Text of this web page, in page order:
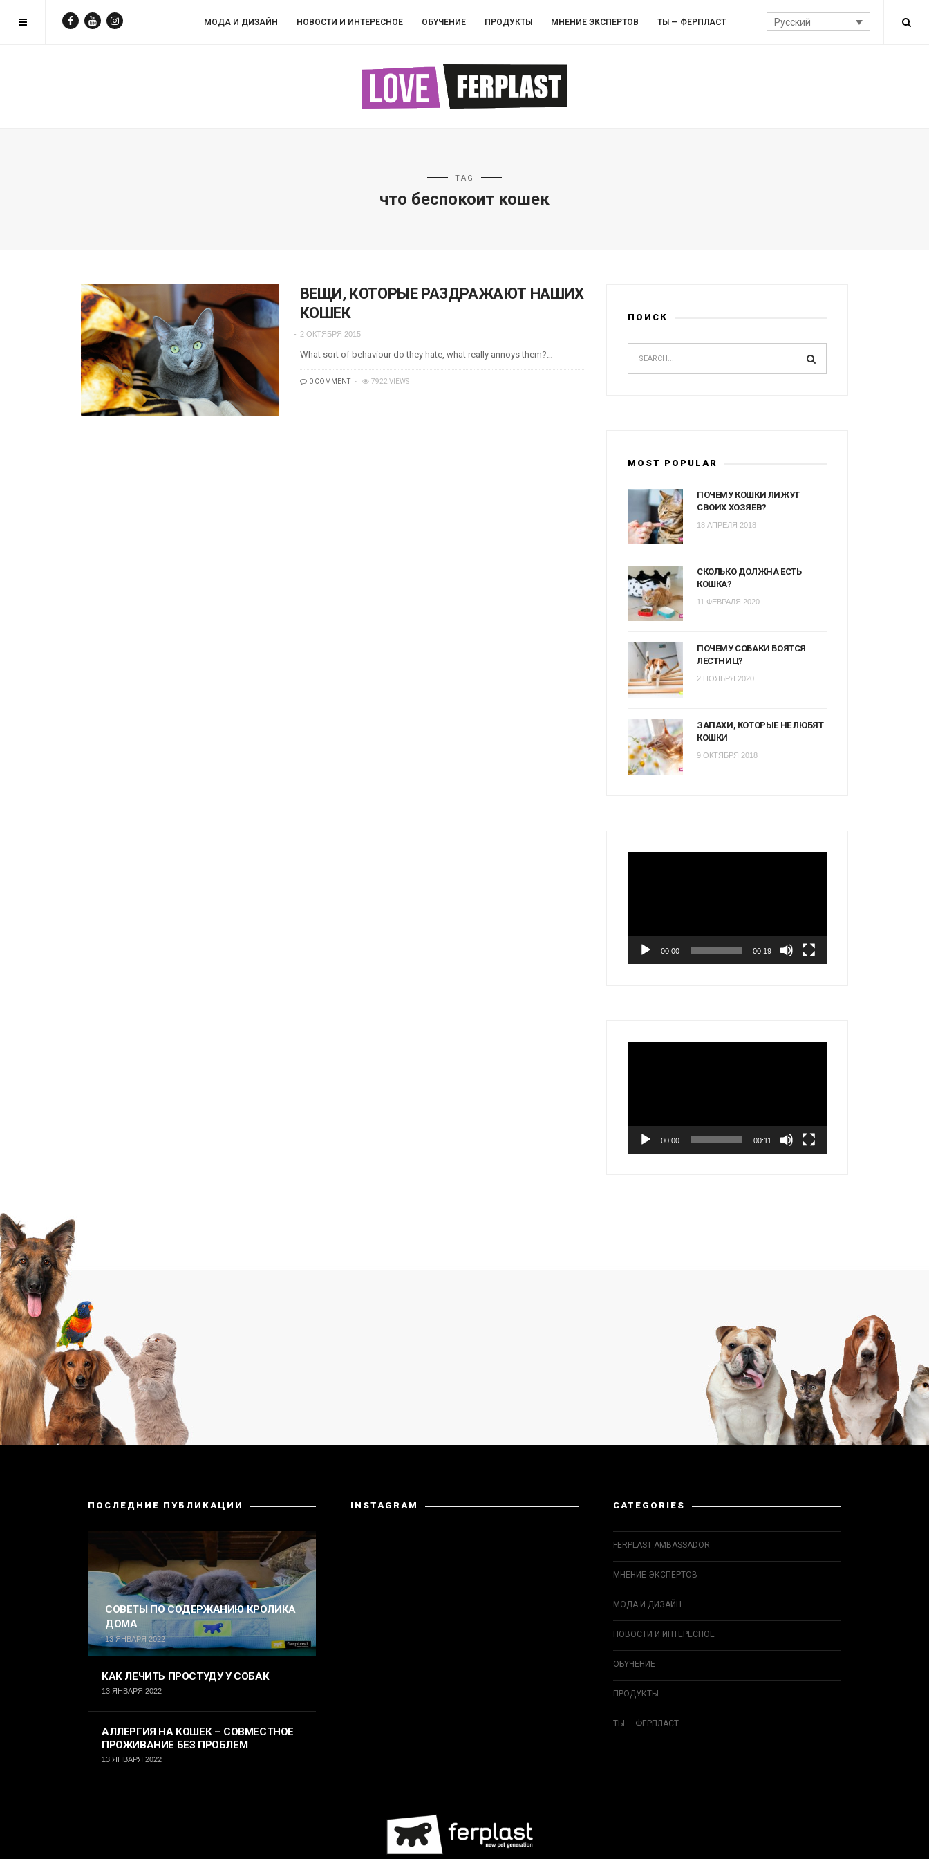
Русский
МОДА И ДИЗAЙН НОВОСТИ И ИНТЕРЕСНОЕ ОБYЧEНИЕ ПРОДУКТЫ МНЕНИЕ ЭКСПЕРТОВ ТЫ — ФЕРПЛАСТ
TAG
что беспокоит кошек
ВЕЩИ, КОТОРЫЕ РАЗДРАЖАЮТ НАШИХ
КОШЕК
2 ОКТЯБРЯ 2015
What sort of behaviour do they hate, what really annoys them?…
0 COMMENT 7922 VIEWS
ПОИСК
MOST POPULAR
ПОЧЕМУ КОШКИ ЛИЖУТ
СВОИХ ХОЗЯЕВ?
18 АПРЕЛЯ 2018
СКОЛЬКО ДОЛЖНА ЕСТЬ
КОШКА?
11 ФЕВРАЛЯ 2020
ПОЧЕМУ СОБАКИ БОЯТСЯ
ЛЕСТНИЦ?
2 НОЯБРЯ 2020
ЗАПАХИ, КОТОРЫЕ НЕ ЛЮБЯТ
КОШКИ
9 ОКТЯБРЯ 2018
00:00 00:19
00:00 00:11
ПОСЛЕДНИЕ ПУБЛИКАЦИИ
СОВЕТЫ ПО СОДЕРЖАНИЮ КРОЛИКА
ДОМА
13 ЯНВАРЯ 2022
КАК ЛЕЧИТЬ ПРОСТУДУ У СОБАК
13 ЯНВАРЯ 2022
АЛЛЕРГИЯ НА КОШЕК – СОВМЕСТНОЕ
ПРОЖИВАНИЕ БЕЗ ПРОБЛЕМ
13 ЯНВАРЯ 2022
INSTAGRAM CATEGORIES
FERPLAST AMBASSADOR
МНЕНИЕ ЭКСПЕРТОВ
МОДА И ДИЗAЙН
НОВОСТИ И ИНТЕРЕСНОЕ
ОБYЧEНИЕ
ПРОДУКТЫ
ТЫ — ФЕРПЛАСТ